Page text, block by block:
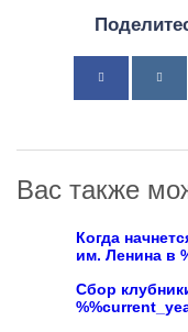
Вас также
Когда
им. Ленина в
Сбор